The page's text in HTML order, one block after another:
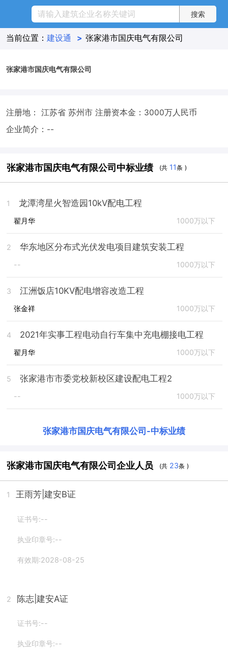
当前位置： 建设通 > 张家港市国庆电气有限公司
张家港市国庆电气有限公司
注册地： 江苏省 苏州市 注册资本金：3000万人民币
企业简介：--
张家港市国庆电气有限公司中标业绩 (共 11条 )
1 龙潭湾星火智造园10kV配电工程
翟月华 1000万以下
2 华东地区分布式光伏发电项目建筑安装工程
-- 1000万以下
3 江洲饭店10KV配电增容改造工程
张金祥 1000万以下
4 2021年实事工程电动自行车集中充电棚接电工程
翟月华 1000万以下
5 张家港市市委党校新校区建设配电工程2
-- 1000万以下
张家港市国庆电气有限公司 -中标业绩
张家港市国庆电气有限公司企业人员 (共 23条 )
1 王雨芳 |建安B证
证书号:--
执业印章号:--
有效期:2028-08-25
2 陈志 |建安A证
证书号:--
执业印章号:--